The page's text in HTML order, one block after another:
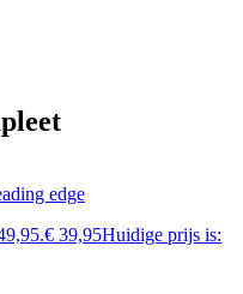
edge
€ 39,95Huidige prijs is: